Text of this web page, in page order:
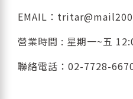
EMAIL：
營業時間 : 星期一~五
聯絡電話： 02-7728-